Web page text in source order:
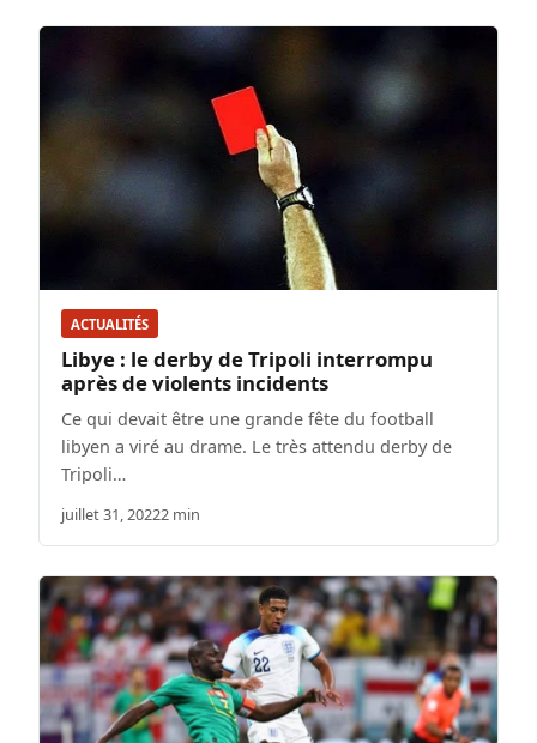
ACTUALITÉS
Libye : le derby de Tripoli interrompu
après de violents incidents
Ce qui devait être une grande fête du football
libyen a viré au drame. Le très attendu derby de
Tripoli…
juillet 31, 20222 min